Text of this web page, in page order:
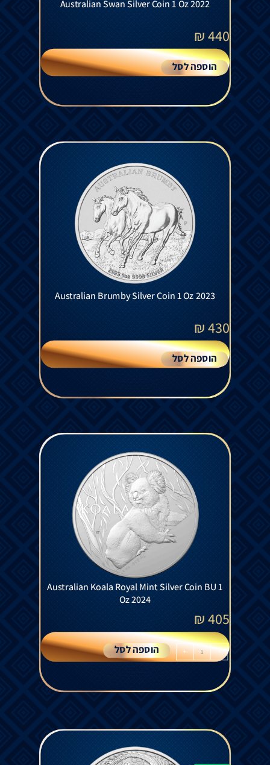
Australian Swan Silver Coin 1 Oz 2022
440
₪
הוספה לסל
Australian Brumby Silver Coin 1 Oz 2023
430
₪
הוספה לסל
Australian Koala Royal Mint Silver Coin BU 1
Oz 2024
405
₪
-
+ הוספה לסל